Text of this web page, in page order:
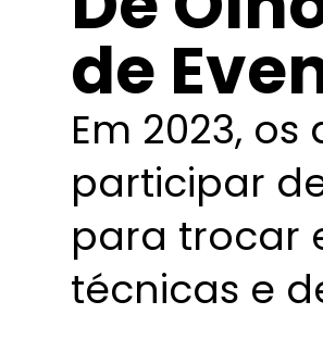
de
Em 2023,
participar
para trocar
técnicas e